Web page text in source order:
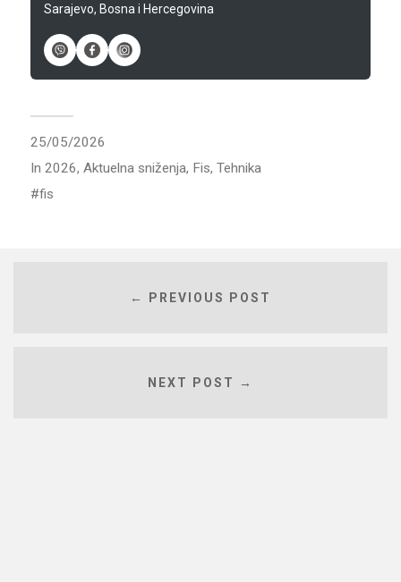
Sarajevo, Bosna i Hercegovina
25/05/2026
In 2026, Aktuelna sniženja, Fis, Tehnika
fis
← PREVIOUS POST
NEXT POST →